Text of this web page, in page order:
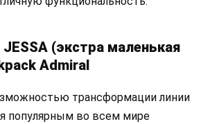
(экстра маленькая
Admiral
трансформации линии
популярным во всем мире